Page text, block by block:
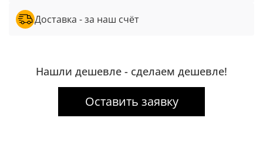
Доставка - за наш счёт
Нашли дешевле - сделаем дешевле!
Оставить заявку